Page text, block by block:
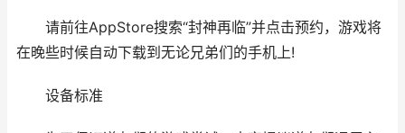
请前往AppStore搜索“封神再临”并点击预约，游戏将
在晚些时候自动下载到无论兄弟们的手机上!
设备标准